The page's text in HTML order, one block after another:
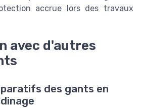
accrue lors des travaux
avec d'autres
des gants en